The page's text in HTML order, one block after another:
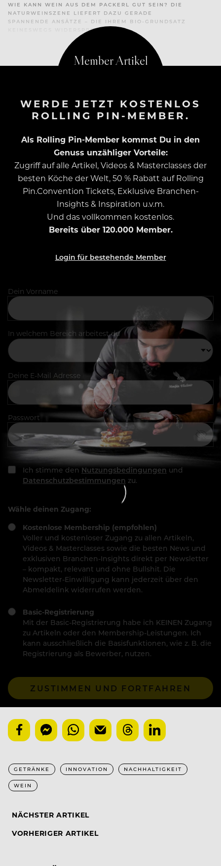
WIE KANN WEIN AUS DEM PACKERL GUT SEIN? DIE
NATURWEINSZENE LIEFERT DAZU GERADE
SPANNENDE ANSÄTZE – DIE IHREM BIO-GRUNDSATZ
KEINESWEGS WIDERSPRECHEN
WERDE JETZT KOSTENLOS
ROLLING PIN-MEMBER.
Als Rolling Pin-Member kommst Du in den
Genuss unzähliger Vorteile:
Zugriff auf alle Artikel, Videos & Masterclasses der
besten Köche der Welt, 50 % Rabatt auf Rolling
Pin.Convention Tickets, Exklusive Branchen-
Insights & Inspiration u.v.m.
Und das vollkommen kostenlos.
Bereits über 120.000 Member.
Login für bestehende Member
Dein Vorname
In welchem Bereich arbeitest du
Deine E-Mail Adresse
Passwort
Ich stimme den Nutzungsbedingungen und
Datenschutzbestimmungen zu.
Wähle deinen Zugang:
Kostenlose Membership (empfohlen)
Voller und kostenloser Zugang zu allen Artikeln,
Videos & Masterclasses sowie die besten News und
exklusiven Branchen-Insights direkt per Newsletter
– kompakt, relevant und ohne Bullshit. Die
Newsletter-Einwilligung kann jederzeit über den
Abmeldelink widerrufen werden.
Basic-Registrierung
Mit der Basic-Registrierung habe ich KEINEN Zugang
zu Artikeln oder den Membership-Leistungen. Ich
kann ausschließlich die Basisfunktionen, wie z. B. die
Registrierung als Bewerber, nutzen.
ZUSTIMMEN UND FORTFAHREN
GETRÄNKE INNOVATION NACHHALTIGKEIT
WEIN
NÄCHSTER ARTIKEL
VORHERIGER ARTIKEL